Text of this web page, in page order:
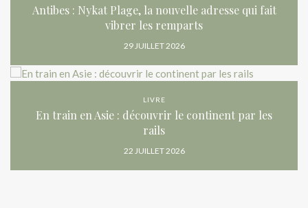
Antibes : Nykat Plage, la nouvelle adresse qui fait
vibrer les remparts
29 JUILLET 2026
LIVRE
En train en Asie : découvrir le continent par les
rails
22 JUILLET 2026